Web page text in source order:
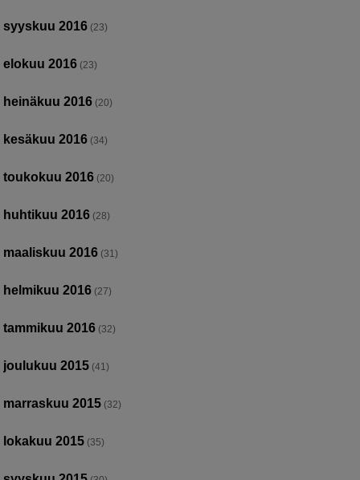
syyskuu 2016 (23)
elokuu 2016 (23)
heinäkuu 2016 (20)
kesäkuu 2016 (34)
toukokuu 2016 (20)
huhtikuu 2016 (28)
maaliskuu 2016 (31)
helmikuu 2016 (27)
tammikuu 2016 (32)
joulukuu 2015 (41)
marraskuu 2015 (32)
lokakuu 2015 (35)